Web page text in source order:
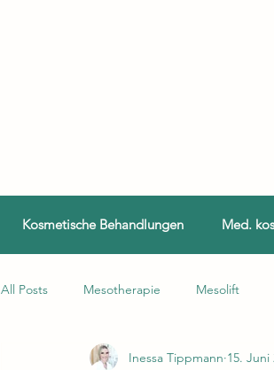
Kosmetische Behandlungen Med.
All Posts Mesotherapie Mesolift
Inessa Tippmann 15. Juni